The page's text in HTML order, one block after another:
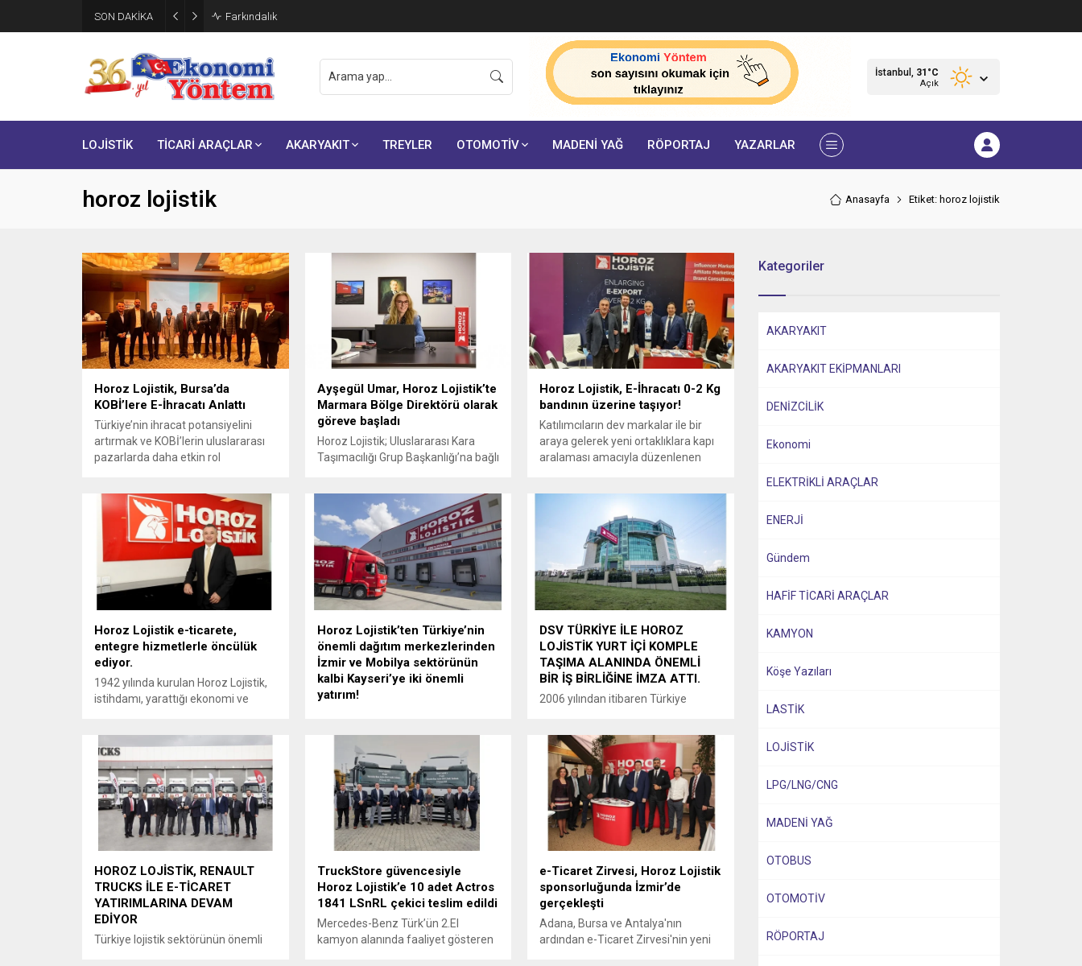
SON DAKİKA Brisa, ikinci çeyrek finansal sonuçlarını açıkladı:
İstanbul, 31 °C
Açık
LOJİSTİK TİCARİ ARAÇLAR AKARYAKIT TREYLER OTOMOTİV MADENİ YAĞ RÖPORTAJ YAZARLAR
horoz lojistik Anasayfa Etiket: horoz lojistik
Horoz Lojistik, Bursa’da
KOBİ’lere E-İhracatı Anlattı
Türkiye’nin ihracat potansiyelini
artırmak ve KOBİ’lerin uluslararası
pazarlarda daha etkin rol
Parça Sektöründe Yeni Fırsatlar”
etkinliğinin ilk durağı Bursa oldu.
Horoz Lojistik'in, eBay ve e-
Tradeport iş birliğiyle organize ettiği
etkinlik, Hilton Bursa’da geniş bir
katılımla gerçekleşti. Etkinlikte,
otomotiv ve yedek parça
Ayşegül Umar, Horoz Lojistik’te
Marmara Bölge Direktörü olarak
göreve başladı
Horoz Lojistik; Uluslararası Kara
Taşımacılığı Grup Başkanlığı’na bağlı
emanet etti.
Horoz Lojistik, E-İhracatı 0-2 Kg
bandının üzerine taşıyor!
Katılımcıların dev markalar ile bir
araya gelerek yeni ortaklıklara kapı
aralaması amacıyla düzenlenen
tüm paydaşlarının buluştuğu
organizasyon hakkında
değerlendirmelerde bulunan Horoz
Lojistik İcra Kurulu Başkan
Yardımcısı Gürkan Gürbüz, E-ihracat
operasyonları ile ilgili de son
Horoz Lojistik e-ticarete,
entegre hizmetlerle öncülük
ediyor.
1942 yılında kurulan Horoz Lojistik,
istihdamı, yarattığı ekonomi ve
kuruluşlarından. Lojistik sektöründe
80. yılına yaklaşan Horoz Lojistik
bugün iş ortakları, tedarikçisi ve
müşterisine kadar olan süreçte
entegre lojistik hizmetler sunarak
birlikte çalıştığı şirketlerin rekabet
gücüne katkı sağlamayı hedefleyen
Horoz Lojistik’ten Türkiye’nin
önemli dağıtım merkezlerinden
İzmir ve Mobilya sektörünün
kalbi Kayseri’ye iki önemli
yatırım!
faktörlerden birinin lojistik altyapısı
olduğunu bilerek 2021 planları
doğrultusunda yatırımlarına devam
ediyor.
DSV TÜRKİYE İLE HOROZ
LOJİSTİK YURT İÇİ KOMPLE
TAŞIMA ALANINDA ÖNEMLİ
BİR İŞ BİRLİĞİNE İMZA ATTI.
2006 yılından itibaren Türkiye
DSV, Türkiye’nin yerli ve milli ilk
kuruluşlarından biri olan Horoz
Lojistik ile Yurt İçi Komple Taşıma
(FTL) alanında uzun soluklu büyük
bir iş birliği anlaşmasına imza attı.
HOROZ LOJİSTİK, RENAULT
TRUCKS İLE E-TİCARET
YATIRIMLARINA DEVAM
EDİYOR
Türkiye lojistik sektörünün önemli
TruckStore güvencesiyle
Horoz Lojistik’e 10 adet Actros
1841 LSnRL çekici teslim edildi
Mercedes-Benz Türk’ün 2.El
kamyon alanında faaliyet gösteren
e-Ticaret Zirvesi, Horoz Lojistik
sponsorluğunda İzmir’de
gerçekleşti
Adana, Bursa ve Antalya'nın
ardından e-Ticaret Zirvesi'nin yeni
Kategoriler
AKARYAKIT
AKARYAKIT EKİPMANLARI
DENİZCİLİK
Ekonomi
ELEKTRİKLİ ARAÇLAR
ENERJİ
Gündem
HAFİF TİCARİ ARAÇLAR
KAMYON
Köşe Yazıları
LASTİK
LOJİSTİK
LPG/LNG/CNG
MADENİ YAĞ
OTOBUS
OTOMOTİV
RÖPORTAJ